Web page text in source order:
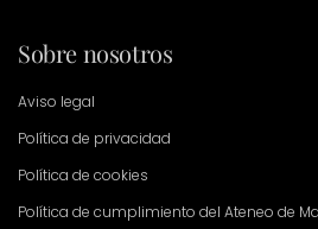
Sobre nosotros
Aviso legal
Política de privacidad
Política de cookies
Política de cumplimiento del Ateneo de